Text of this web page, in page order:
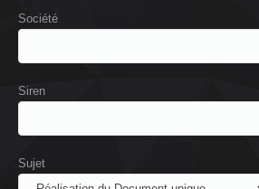
Société
Siren
Sujet